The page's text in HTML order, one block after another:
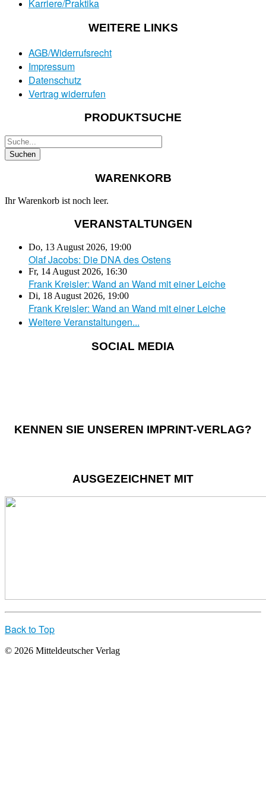
Karriere/Praktika
WEITERE LINKS
AGB/Widerrufsrecht
Impressum
Datenschutz
Vertrag widerrufen
PRODUKTSUCHE
WARENKORB
Ihr Warenkorb ist noch leer.
VERANSTALTUNGEN
Do, 13 August 2026, 19:00
Olaf Jacobs: Die DNA des Ostens
Fr, 14 August 2026, 16:30
Frank Kreisler: Wand an Wand mit einer Leiche
Di, 18 August 2026, 19:00
Frank Kreisler: Wand an Wand mit einer Leiche
Weitere Veranstaltungen...
SOCIAL MEDIA
KENNEN SIE UNSEREN IMPRINT-VERLAG?
AUSGEZEICHNET MIT
Back to Top
© 2026 Mitteldeutscher Verlag